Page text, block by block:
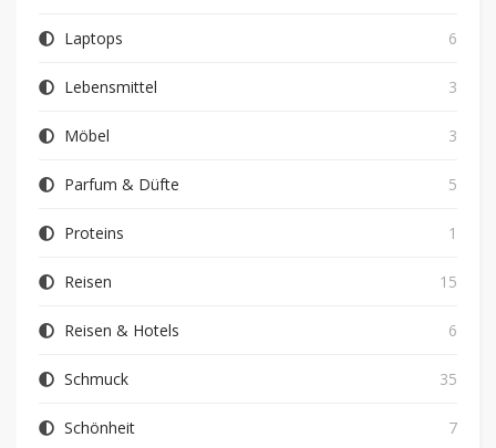
Laptops 6
Lebensmittel 3
Möbel 3
Parfum & Düfte 5
Proteins 1
Reisen 15
Reisen & Hotels 6
Schmuck 35
Schönheit 7